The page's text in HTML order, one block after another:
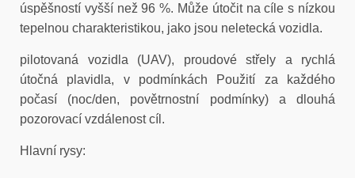
úspěšností vyšší než96 %. Může útočit na cíle s nízkou
tepelnou charakteristikou, jako jsou neletecká vozidla.
pilotovaná vozidla (UAV), proudové střely a rychlá
útočná plavidla, v podmínkách Použití za každého
počasí (noc/den, povětrnostní podmínky) a dlouhá
pozorovací vzdálenostcíl.
Hlavní rysy: